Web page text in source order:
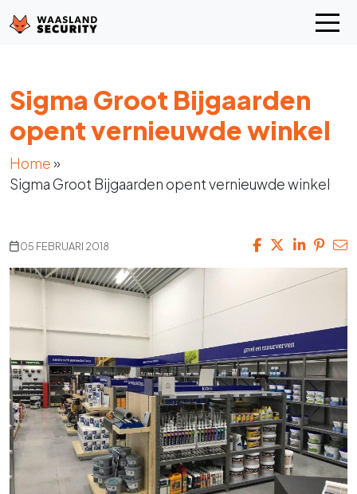
Sigma Groot Bijgaarden
opent vernieuwde winkel
Home»
Sigma Groot Bijgaarden opent vernieuwde winkel
05 FEBRUARI 2018